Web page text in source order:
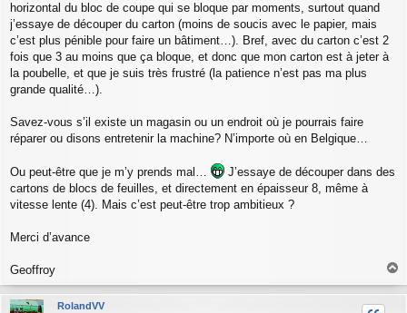
horizontal du bloc de coupe qui se bloque par moments, surtout quand
j’essaye de découper du carton (moins de soucis avec le papier, mais
c’est plus pénible pour faire un bâtiment…). Bref, avec du carton c’est 2
fois que 3 au moins que ça bloque, et donc que mon carton est à jeter à
la poubelle, et que je suis très frustré (la patience n’est pas ma plus
grande qualité…).
Savez-vous s’il existe un magasin ou un endroit où je pourrais faire
réparer ou disons entretenir la machine? N’importe où en Belgique…
Ou peut-être que je m’y prends mal…
J’essaye de découper dans des
cartons de blocs de feuilles, et directement en épaisseur 8, même à
vitesse lente (4). Mais c’est peut-être trop ambitieux ?
Merci d’avance
Geoffroy
a
u
RolandVV